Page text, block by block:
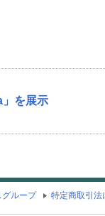
を展示
グループ 特定商取引法